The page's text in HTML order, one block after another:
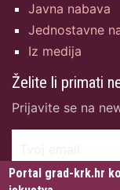
Javna nabava
Jednostavne
Iz medija
Želite li primati
Prijavite se na
Portal grad-krk.hr